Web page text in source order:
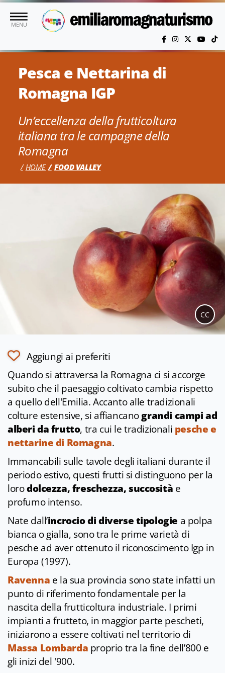
Vai al contenuto principale
MENU
Pesca e Nettarina di
Romagna IGP
Un’eccellenza della frutticoltura
italiana tra le campagne della
Romagna
HOME FOOD VALLEY
CC
Aggiungi ai preferiti
Quando si attraversa la Romagna ci si accorge
subito che il paesaggio coltivato cambia rispetto
a quello dell'Emilia. Accanto alle tradizionali
colture estensive, si affiancanograndi campi ad
alberi da frutto, tra cui le tradizionali pesche e
nettarine di Romagna.
Immancabili sulle tavole degli italiani durante il
periodo estivo, questi frutti si distinguono per la
lorodolcezza, freschezza, succosità e
profumo intenso.
Nate dall’incrocio di diverse tipologie a polpa
bianca o gialla, sono tra le prime varietà di
pesche ad aver ottenuto il riconoscimento Igp in
Europa (1997).
Ravenna e la sua provincia sono state infatti un
punto di riferimento fondamentale per la
nascita della frutticoltura industriale. I primi
impianti a frutteto, in maggior parte pescheti,
iniziarono a essere coltivati nel territorio di
Massa Lombarda proprio tra la fine dell’800 e
gli inizi del '900.